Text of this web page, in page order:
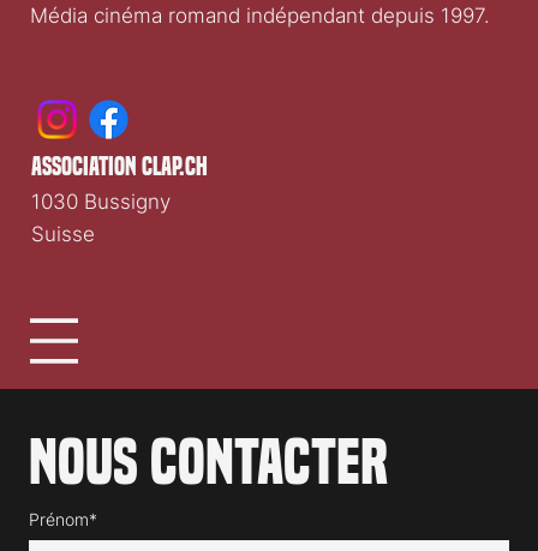
Média cinéma romand indépendant depuis 1997.
Nous contacter
Prénom*
association clap.ch
1030 Bussigny
Suisse